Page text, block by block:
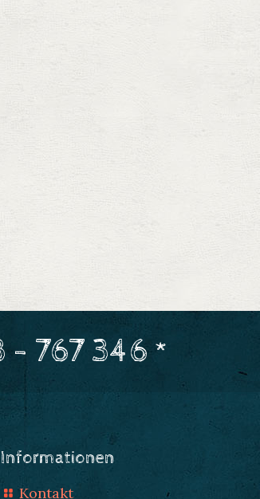
767 346 *
Informationen
Kontakt